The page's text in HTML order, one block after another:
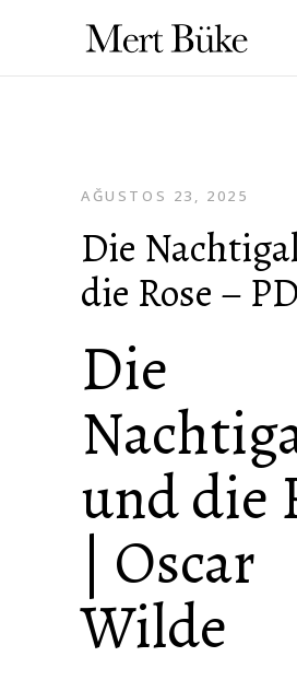
AĞUSTOS 23, 2025
Die
die Rose –
Die
und die
| Oscar
Wilde